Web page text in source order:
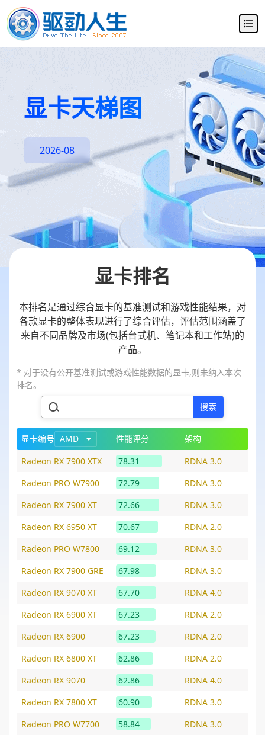
显卡天梯图
2026-08
显卡排名
本排名是通过综合显卡的基准测试和游戏性能结果，对
各款显卡的整体表现进行了综合评估，评估范围涵盖了
来自不同品牌及市场(包括台式机、笔记本和工作站)的
产品。
* 对于没有公开基准测试或游戏性能数据的显卡,则未纳入本次
排名。
搜索
显卡编号 AMD 性能评分
架构
Radeon RX 7900 XTX
78.31
RDNA 3.0
Radeon PRO W7900
72.79
RDNA 3.0
Radeon RX 7900 XT
72.66
RDNA 3.0
Radeon RX 6950 XT
70.67
RDNA 2.0
Radeon PRO W7800
69.12
RDNA 3.0
Radeon RX 7900 GRE
67.98
RDNA 3.0
Radeon RX 9070 XT
67.70
RDNA 4.0
Radeon RX 6900 XT
67.23
RDNA 2.0
Radeon RX 6900
67.23
RDNA 2.0
Radeon RX 6800 XT
62.86
RDNA 2.0
Radeon RX 9070
62.86
RDNA 4.0
Radeon RX 7800 XT
60.90
RDNA 3.0
Radeon PRO W7700
58.84
RDNA 3.0